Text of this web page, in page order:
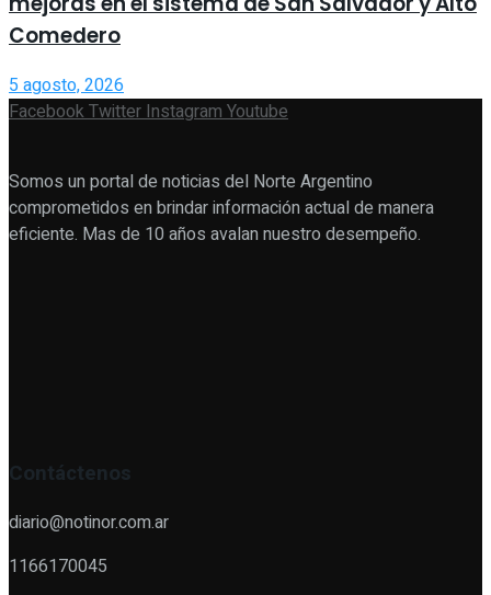
Comedero
5 agosto, 2026
FacebookTwitterInstagramYoutube
Somos un portal de noticias del Norte Argentino
comprometidos en brindar información actual de manera
eficiente. Mas de 10 años avalan nuestro desempeño.
Contáctenos
diario@notinor.com.ar
1166170045